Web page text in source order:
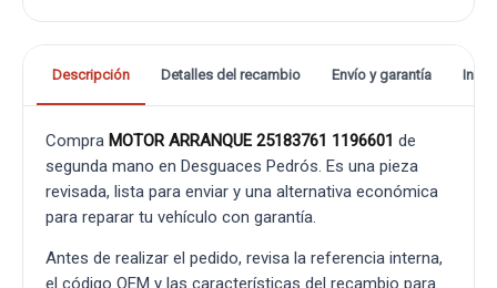
Descripción Detalles del recambio Envío y garantía
Compra MOTOR ARRANQUE 25183761 1196601 de
segunda mano en Desguaces Pedrós. Es una pieza
revisada, lista para enviar y una alternativa económica
para reparar tu vehículo con garantía.
Antes de realizar el pedido, revisa la referencia interna,
el código OEM y las características del recambio para